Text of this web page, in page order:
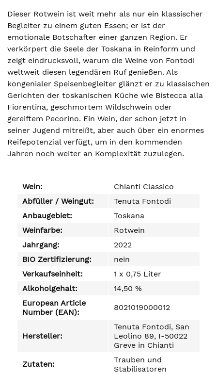
Dieser Rotwein ist weit mehr als nur ein klassischer
Begleiter zu einem guten Essen; er ist der
emotionale Botschafter einer ganzen Region. Er
verkörpert die Seele der Toskana in Reinform und
zeigt eindrucksvoll, warum die Weine von Fontodi
weltweit diesen legendären Ruf genießen. Als
kongenialer Speisenbegleiter glänzt er zu klassischen
Gerichten der toskanischen Küche wie Bistecca alla
Fiorentina, geschmortem Wildschwein oder
gereiftem Pecorino. Ein Wein, der schon jetzt in
seiner Jugend mitreißt, aber auch über ein enormes
Reifepotenzial verfügt, um in den kommenden
Jahren noch weiter an Komplexität zuzulegen.
Wein:
Chianti Classico
Abfüller / Weingut:
Tenuta Fontodi
Anbaugebiet:
Toskana
Weinfarbe:
Rotwein
Jahrgang:
2022
BIO Zertifizierung:
nein
Verkaufseinheit:
1 x 0,75 Liter
Alkoholgehalt:
14,50 %
European Article
Number (EAN):
8021019000012
Hersteller:
Tenuta Fontodi, San
Leolino 89, I-50022
Greve in Chianti
Zutaten:
Trauben und
Stabilisatoren